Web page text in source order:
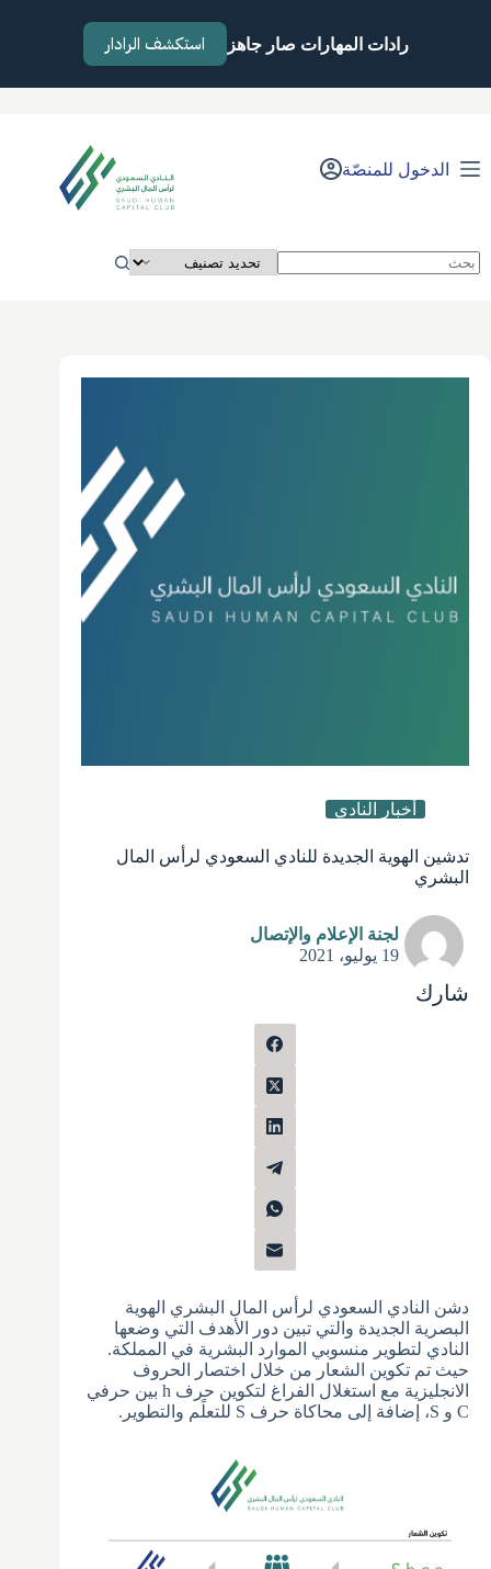
رادات المهارات صار جاهز استكشف الرادار
الدخول للمنصّة
أخبار النادي
تدشين الهوية الجديدة للنادي السعودي لرأس المال
البشري
لجنة الإعلام والإتصال
19 يوليو، 2021
شارك
دشن النادي السعودي لرأس المال البشري الهوية
البصرية الجديدة والتي تبين دور الأهدف التي وضعها
النادي لتطوير منسوبي الموارد البشرية في المملكة.
حيث تم تكوين الشعار من خلال اختصار الحروف
الانجليزية مع استغلال الفراغ لتكوين حرف h بين حرفي
C و S، إضافة إلى محاكاة حرف S للتعلًم والتطوير.